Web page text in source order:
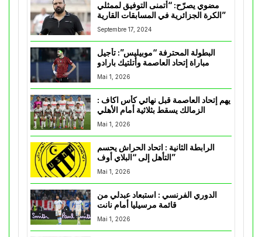
مضوي يصرّح: “أتمنى التوفيق لممثلي
الكرة الجزائرية في المسابقات القارية”
Septembre 17, 2024
البطولة المحترفة “موبيليس”: تأجيل
مباراة إتحاد العاصمة وأتلتيك بارادو
Mai 1, 2026
يهم إتحاد العاصمة قبل نهائي كأس اكاف :
Mai 1, 2026
الرابطة الثانية : اتحاد الحراش يحسم
التأهل إلى “البلاي أوف”
Mai 1, 2026
الدوري الفرنسي : استبعاد عبدلي من
قائمة مرسيليا أمام نانت
Mai 1, 2026